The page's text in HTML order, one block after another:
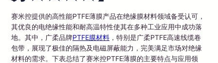
赛米控提供的高性能PTFE薄膜产品在绝缘膜材料领域备受认可，
其优良的电绝缘性能和耐高温特性使其在多种工业应用中成功落
地。其中，广柔品牌PTFE膜材料 ，特别是广柔PTFE高速线缆卷
包带，展现了极佳的隔热及电磁屏蔽能力，完美满足市场对绝缘
材料的需求。下表总结了赛米控PTFE薄膜的主要特点与应用领